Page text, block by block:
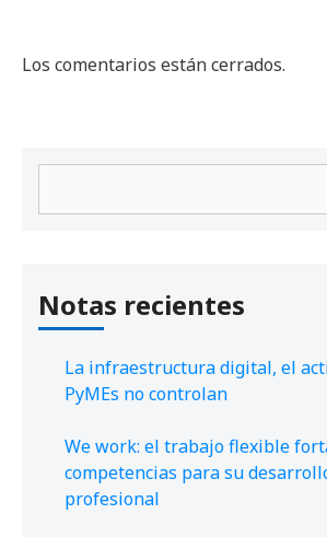
Los comentarios están cerrados.
Notas recientes
La infraestructura digital, el
PyMEs no controlan
We work: el trabajo flexible
competencias para su
profesional